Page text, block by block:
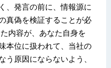
、発言の前に、情報源に
真偽を検証することが必
内容が、あなた自身を
本位に扱われて、当社の
う原因にならないよう、